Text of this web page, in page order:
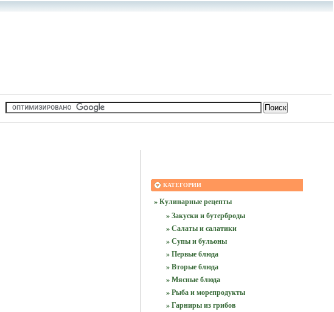
КАТЕГОРИИ
» Кулинарные рецепты
» Закуски и бутерброды
» Салаты и салатики
» Супы и бульоны
» Первые блюда
» Вторые блюда
» Мясные блюда
» Рыба и морепродукты
» Гарниры из грибов